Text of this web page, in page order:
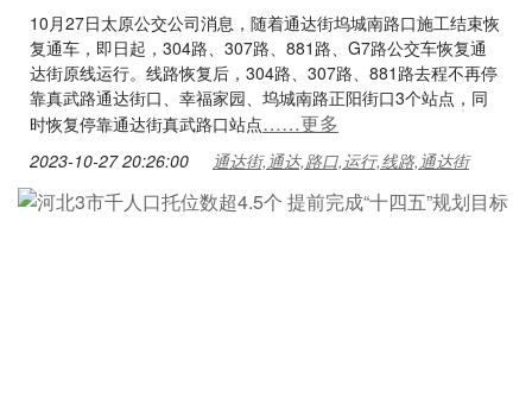
10月27日太原公交公司消息，随着通达街坞城南路口施工结束恢
复通车，即日起，304路、307路、881路、G7路公交车恢复通
达街原线运行。线路恢复后，304路、307路、881路去程不再停
靠真武路通达街口、幸福家园、坞城南路正阳街口3个站点，同
时恢复停靠通达街真武路口站点……更多
2023-10-27 20:26:00 通达街,通达,路口,运行,线路,通达街